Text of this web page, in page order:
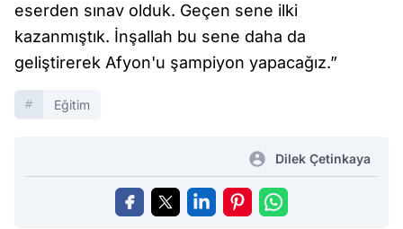
eserden sınav olduk. Geçen sene ilki
kazanmıştık. İnşallah bu sene daha da
geliştirerek Afyon'u şampiyon yapacağız.”
Eğitim
Dilek Çetinkaya